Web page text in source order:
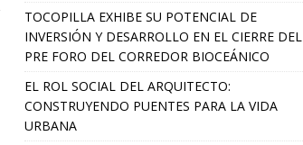
TOCOPILLA EXHIBE SU POTENCIAL DE
INVERSIÓN Y DESARROLLO EN EL CIERRE DEL
PRE FORO DEL CORREDOR BIOCEÁNICO
EL ROL SOCIAL DEL ARQUITECTO:
CONSTRUYENDO PUENTES PARA LA VIDA
URBANA